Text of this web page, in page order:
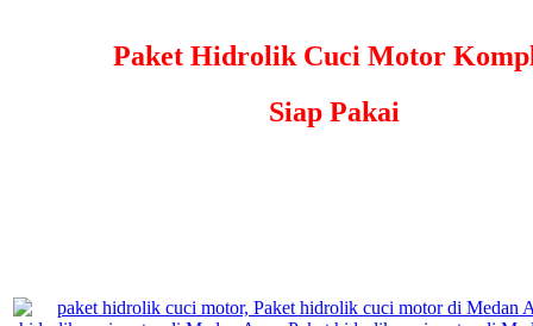
Paket Hidrolik Cuci Motor
Siap Pakai